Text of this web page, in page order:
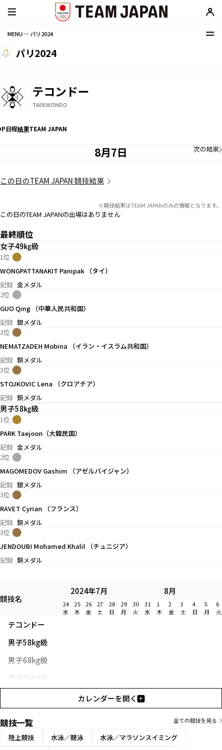
MENU ─ パリ2024
パリ2024
テコンドー
TAEKWONDO
日程結果TEAM JAPAN
8月7日 次の結果
この日のTEAM JAPAN 競技結果
※競技結果はTEAM JAPANのみの情報となります。
この日のTEAM JAPANの出場はありません
最終順位
女子49㎏級
1位
WONGPATTANAKIT Panipak （タイ）
記録 金メダル
2位
GUO Qing （中華人民共和国）
記録 銀メダル
3位
NEMATZADEH Mobina （イラン・イスラム共和国）
記録 銅メダル
3位
STOJKOVIC Lena （クロアチア）
記録 銅メダル
男子58㎏級
1位
PARK Taejoon（大韓民国）
記録 金メダル
2位
MAGOMEDOV Gashim （アゼルバイジャン）
記録 銀メダル
3位
RAVET Cyrian （フランス）
記録 銅メダル
3位
JENDOUBI Mohamed Khalil （チュニジア）
記録 銅メダル
競技名
2024年7月 8月
24 25 26 27 28 29 30 31 1 2 3 4 5
6
水
木 金 土 日 月 火 水 木 金 土 日 月 火
テコンドー
男子58kg級
男子68kg級
男子80kg級
カレンダーを開く
競技一覧 全ての競技を見る
陸上競技 水泳／競泳
水泳／マラソンスイミング